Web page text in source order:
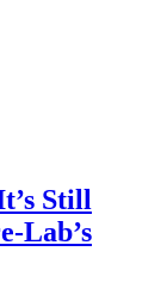
Still
Lab’s